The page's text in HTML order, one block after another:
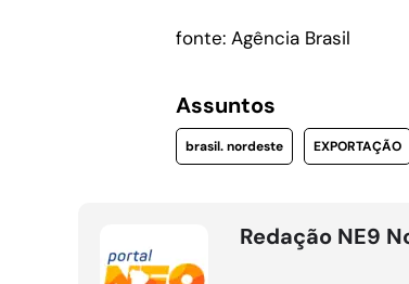
fonte: Agência Brasil
Assuntos
brasil. nordeste EXPORTAÇÃO
Redação NE9